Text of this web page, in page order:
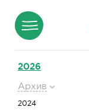
2026
Архив
2024